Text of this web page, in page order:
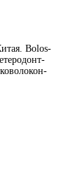
Bo­los­